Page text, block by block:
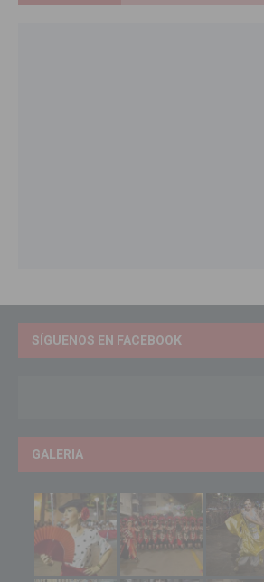
SÍGUENOS EN FACEBOOK
GALERIA